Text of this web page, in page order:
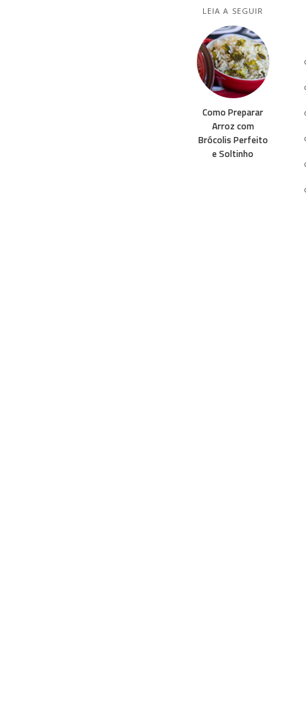
LEIA A SEGUIR
Como Preparar
Arroz com
Brócolis Perfeito
e Soltinho